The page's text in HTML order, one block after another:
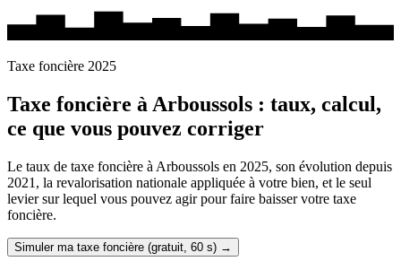
Taxe foncière 2025
Taxe foncière àArboussols : taux, calcul,
ce que vous pouvez corriger
Le taux de taxe foncière à Arboussols en 2025, son évolution depuis
2021, la revalorisation nationale appliquée à votre bien, et le seul
levier sur lequel vous pouvez agir pour faire baisser votre taxe
foncière.
Simuler ma taxe foncière (gratuit, 60 s) →